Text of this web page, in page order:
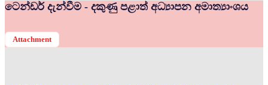
ටෙන්ඩර් දැන්වීම - දකුණු පළාත් අධ්‍යාපන අමාත්‍යාංශය
Attachment